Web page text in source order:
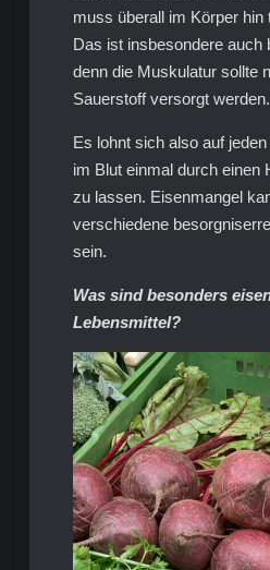
muss überall im Körper hin
Das ist insbesondere auch
denn die Muskulatur sollte
Sauerstoff versorgt werden.
Es lohnt sich also auf
im Blut einmal durch einen
zu lassen. Eisenmangel
verschiedene
sein.
Was sind besonders
Lebensmittel?